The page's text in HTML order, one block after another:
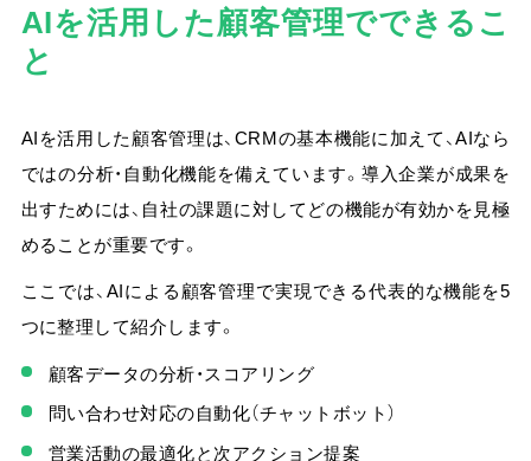
AIを活用した顧客管理でできるこ
と
AIを活用した顧客管理は、CRMの基本機能に加えて、AIなら
ではの分析・自動化機能を備えています。 導入企業が成果を
出すためには、自社の課題に対してどの機能が有効かを見極
めることが重要です。
ここでは、AIによる顧客管理で実現できる代表的な機能を5
つに整理して紹介します。
顧客データの分析・スコアリング
問い合わせ対応の自動化（チャットボット）
営業活動の最適化と次アクション提案